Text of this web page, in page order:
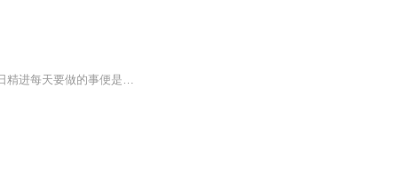
练功夫是身体的成长 日精进是精神的成长 练功夫每天必做的事是扎马步，扎马步是基本功 日精进每天要做的事便是分享，分享便是基本功 我给大家带来周文强老师内部给弟子的觉醒篇 希望大家能坚持学习，每天进步一点点！